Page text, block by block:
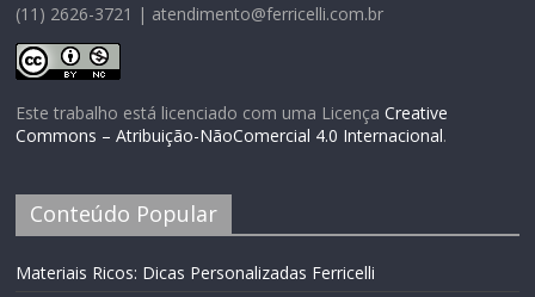
(11) 2626-3721 | atendimento@ferricelli.com.br
Este trabalho está licenciado com uma LicençaCreative
Commons – Atribuição-NãoComercial 4.0 Internacional.
Conteúdo Popular
Materiais Ricos: Dicas Personalizadas Ferricelli